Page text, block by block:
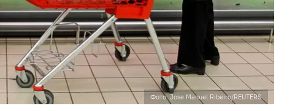
Фото: Jose Manuel Ribeiro/REUTERS